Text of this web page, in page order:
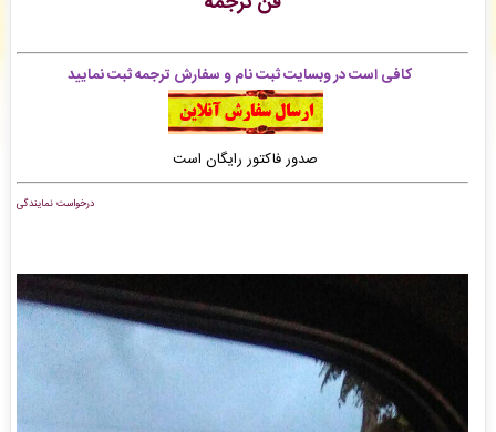
: سفارش استخراج مقاله انگلیسی ISI شما ثبت شد به زودی توسط اپراتور بررسی
محمدرضا دهنوی: سفارش چاپ و نشر کتاب شما ثبت شد به زودی توسط اپراتور بررسی خواهد
( شنبه ۰۵/۰۵/۱۷ ۱۴:۴۵:۲۲)
: سفارش صفحه آرایی در Word شما بررسی و پیش فاکتور برای شما
کافی است در وبسایت ثبت نام و سفارش ترجمه ثبت نمایید
صدور فاکتور رایگان است
درخواست نمایندگی